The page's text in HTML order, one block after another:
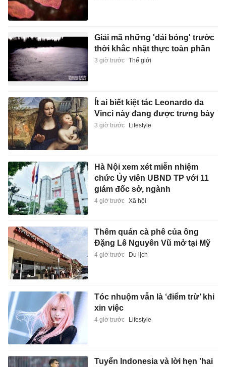
Giải mã những 'dải bóng' trước
thời khắc nhật thực toàn phần
3 giờ trước Thế giới
Ít ai biết kiệt tác Leonardo da
Vinci này đang được trưng bày
3 giờ trước Lifestyle
Hà Nội xem xét miễn nhiệm
chức Ủy viên UBND TP với 11
giám đốc sở, ngành
4 giờ trước Xã hội
Thêm quán cà phê của ông
Đặng Lê Nguyên Vũ mở tại Mỹ
4 giờ trước Du lịch
Tóc nhuộm vẫn là ‘điểm trừ’ khi
xin việc
4 giờ trước Lifestyle
Tuyển Indonesia và lời hẹn 'hai